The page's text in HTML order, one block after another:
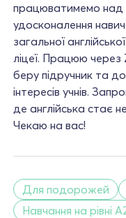
працюватимемо над
удосконалення
загальної
ліцеї. Працюю
беру підручник та
інтересів учнів.
де англійська стає
Чекаю на вас!
Для подорожей
Навчання на рівні